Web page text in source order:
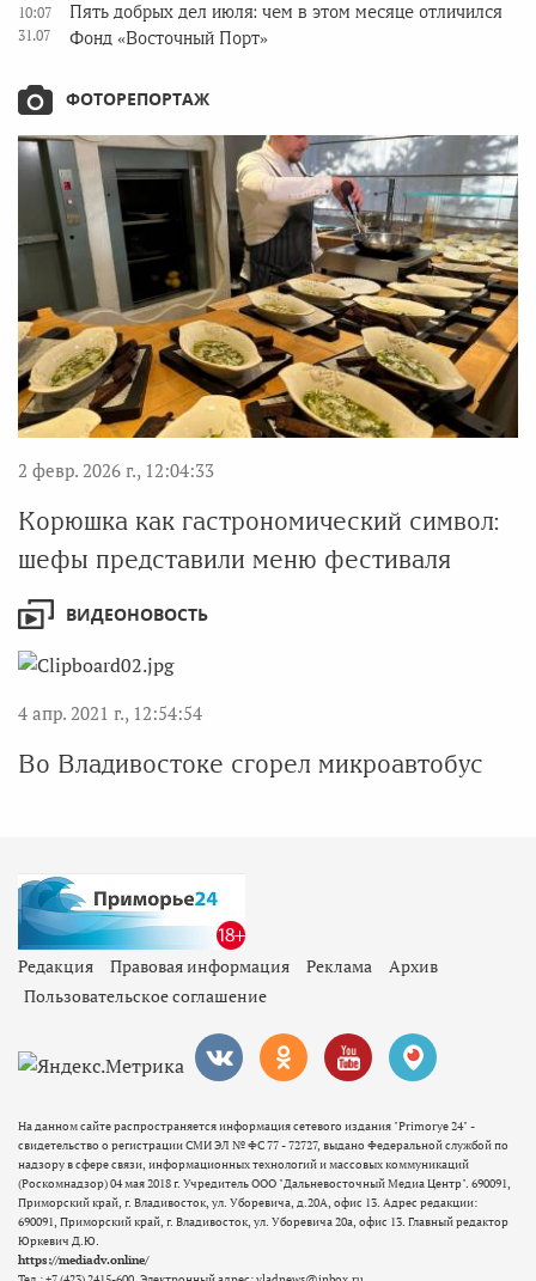
10:07
31.07
Пять добрых дел июля: чем в этом месяце отличился
Фонд «Восточный Порт»
ФОТОРЕПОРТАЖ
2 февр. 2026 г., 12:04:33
Корюшка как гастрономический символ:
шефы представили меню фестиваля
ВИДЕОНОВОСТЬ
4 апр. 2021 г., 12:54:54
Во Владивостоке сгорел микроавтобус
Редакция Правовая информация Реклама
Архив
Пользовательское соглашение
На данном сайте распространяется информация сетевого издания "Primorye 24" -
свидетельство о регистрации СМИ ЭЛ № ФС 77 - 72727, выдано Федеральной службой по
надзору в сфере связи, информационных технологий и массовых коммуникаций
(Роскомнадзор) 04 мая 2018 г. Учредитель ООО "Дальневосточный Медиа Центр". 690091,
Приморский край, г. Владивосток, ул. Уборевича, д.20А, офис 13. Адрес редакции:
690091, Приморский край, г. Владивосток, ул. Уборевича 20а, офис 13. Главный редактор
Юркевич Д.Ю.
https://mediadv.online/